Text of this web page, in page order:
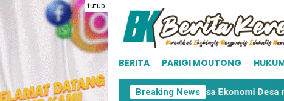
tutup
BERITA PARIGI MOUTONG
Breaking News
Erwin Burase Menyalakan Asa Ekonomi Desa melalui